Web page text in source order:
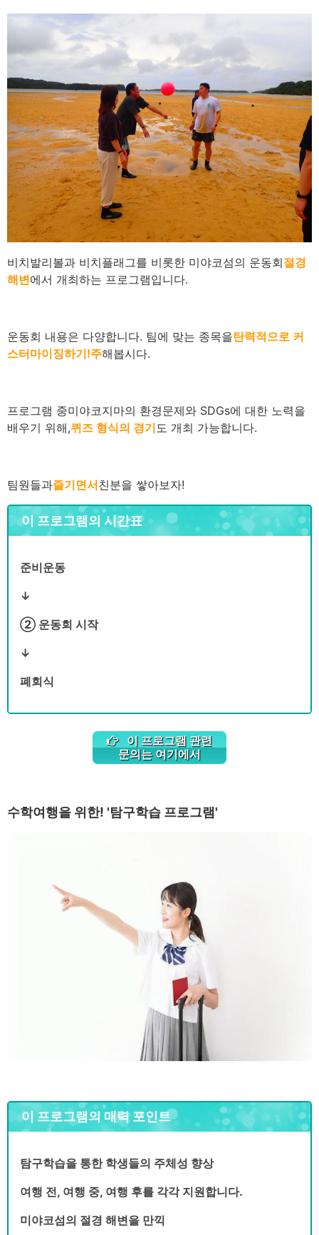
비치발리볼과 비치플래그를 비롯한 미야코섬의 운동회절경
해변에서 개최하는 프로그램입니다.
운동회 내용은 다양합니다. 팀에 맞는 종목을탄력적으로 커
스터마이징하기!주해봅시다.
프로그램 중미야코지마의 환경문제와 SDGs에 대한 노력을
배우기 위해,퀴즈 형식의 경기 도 개최 가능합니다.
팀원들과즐기면서친분을 쌓아보자!
이 프로그램의 시간표
준비운동
↓
② 운동회 시작
↓
폐회식
이 프로그램 관련
문의는 여기에서
수학여행을 위한! '탐구학습 프로그램'
이 프로그램의 매력 포인트
탐구학습을 통한 학생들의 주체성 향상
여행 전, 여행 중, 여행 후를 각각 지원합니다.
미야코섬의 절경 해변을 만끽